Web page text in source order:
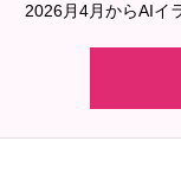
2026月4月からAIイ